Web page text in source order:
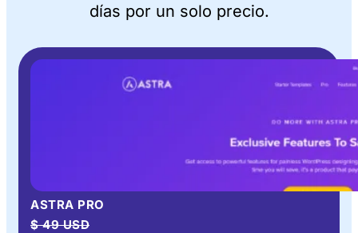
días por un solo precio.
ASTRA PRO
$ 49 USD